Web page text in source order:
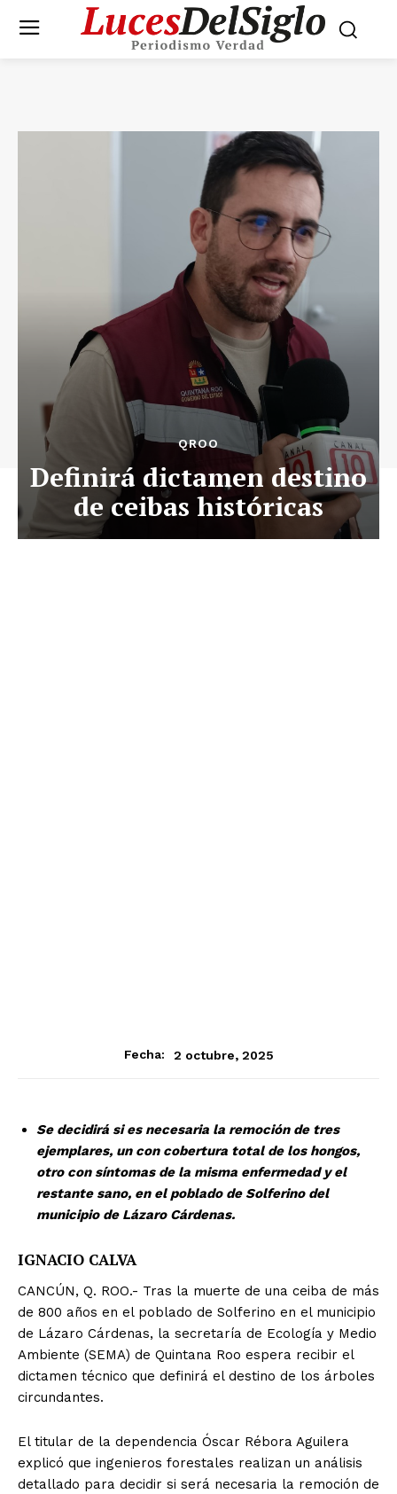
QROO
Definirá dictamen destino
de ceibas históricas
Fecha: 2 octubre, 2025
Se decidirá si es necesaria la remoción de tres
ejemplares, un con cobertura total de los hongos,
otro con síntomas de la misma enfermedad y el
restante sano, en el poblado de Solferino del
municipio de Lázaro Cárdenas.
IGNACIO CALVA
CANCÚN, Q. ROO.- Tras la muerte de una ceiba de más
de 800 años en el poblado de Solferino en el municipio
de Lázaro Cárdenas, la secretaría de Ecología y Medio
Ambiente (SEMA) de Quintana Roo espera recibir el
dictamen técnico que definirá el destino de los árboles
circundantes.
El titular de la dependencia Óscar Rébora Aguilera
explicó que ingenieros forestales realizan un análisis
detallado para decidir si será necesaria la remoción de